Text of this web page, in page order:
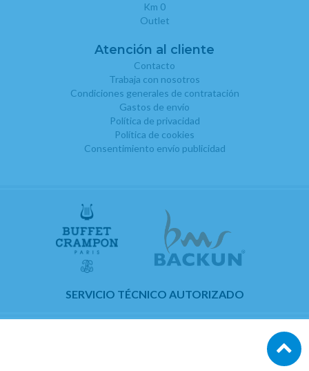
Km 0
Outlet
Atención al cliente
Contacto
Trabaja con nosotros
Condiciones generales de contratación
Gastos de envío
Política de privacidad
Política de cookies
Consentimiento envío publicidad
SERVICIO TÉCNICO AUTORIZADO